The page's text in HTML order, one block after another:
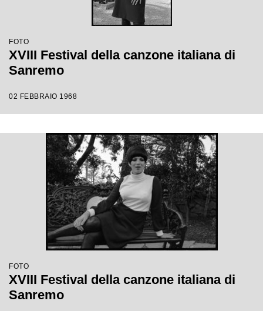
FOTO
XVIII Festival della canzone italiana di
Sanremo
02 FEBBRAIO 1968
FOTO
XVIII Festival della canzone italiana di
Sanremo